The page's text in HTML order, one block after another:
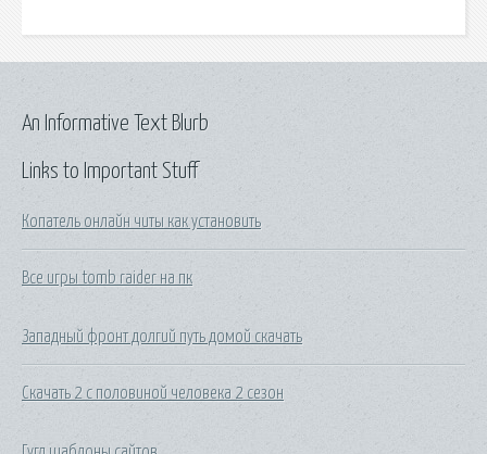
Links to Important Stuff
Копатель онлайн читы как установить
Все игры tomb raider на пк
Западный фронт долгий путь домой скачать
Скачать 2 с половиной человека 2 сезон
An Informative Text Blurb